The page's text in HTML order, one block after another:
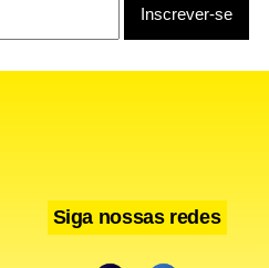
e ainda uma linda
Gonzaga.
Siga nossas redes